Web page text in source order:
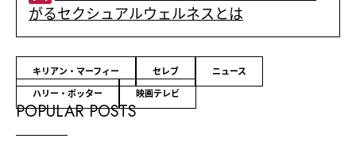
がるセクシュアルウェルネスとは
キリアン・マーフィー セレブ
ニュース
ハリー・ポッター
映画テレビ
POPULAR POSTS